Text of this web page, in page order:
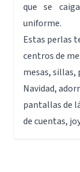
que se
uniforme.
Estas perlas
centros de
mesas,
Navidad,
pantallas de
de cuentas,